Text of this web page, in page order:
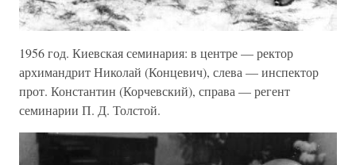
1956 год. Киевская семинария: в центре — ректор
архимандрит Николай (Концевич), слева — инспектор
прот. Константин (Корчевский), справа — регент
семинарии П. Д. Толстой.